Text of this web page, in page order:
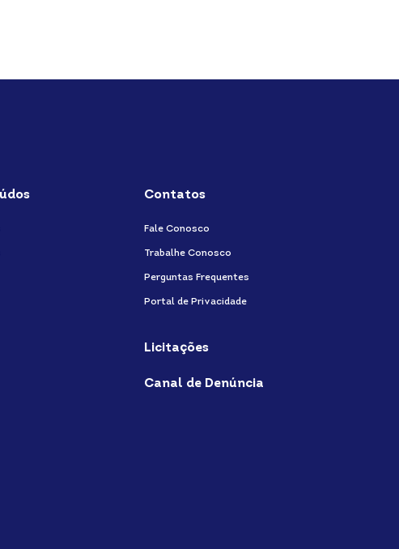
Contatos
Fale Conosco
Trabalhe Conosco
Perguntas Frequentes
Portal de Privacidade
Licitações
Canal de Denúncia